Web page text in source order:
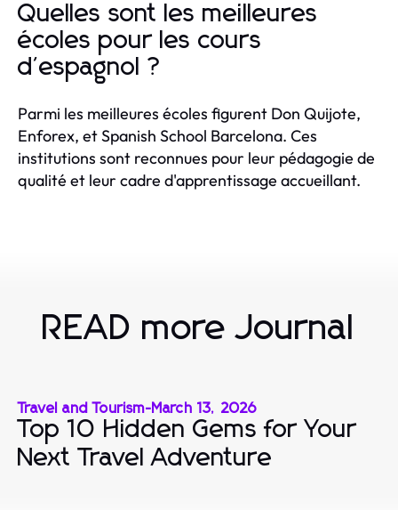
Quelles sont les meilleures
écoles pour les cours
d'espagnol ?
Parmi les meilleures écoles figurent Don Quijote,
Enforex, et Spanish School Barcelona. Ces
institutions sont reconnues pour leur pédagogie de
qualité et leur cadre d'apprentissage accueillant.
READ more Journal
Travel and Tourism-March 13, 2026
Top 10 Hidden Gems for Your
Next Travel Adventure